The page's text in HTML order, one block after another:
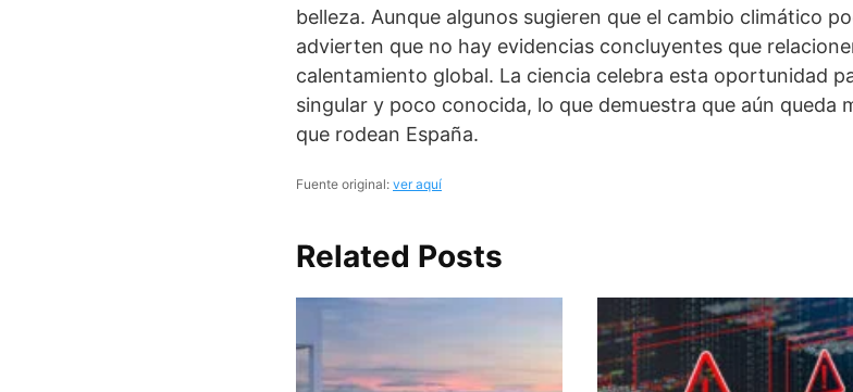
belleza. Aunque algunos sugieren que el cambio climático
advierten que no hay evidencias concluyentes que
calentamiento global. La ciencia celebra esta oportunidad
singular y poco conocida, lo que demuestra que aún queda
que rodean España.
Fuente original: ver aquí
Related Posts